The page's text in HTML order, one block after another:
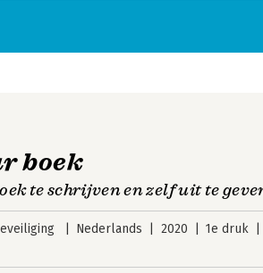
boek
te schrijven en zelf uit te
Nederlands 2020 1e druk
Personen